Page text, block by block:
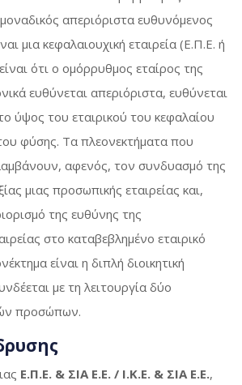
απεριόριστα ευθυνόμενος
μια κεφαλαιουχική εταιρεία (Ε.Π.Ε. ή
ότι ο ομόρρυθμος εταίρος της
ευθύνεται απεριόριστα, ευθύνεται
ύψος του εταιρικού του κεφαλαίου
φύσης. Τα πλεονεκτήματα που
αφενός, τον συνδυασμό της
μιας προσωπικής εταιρείας και,
της ευθύνης της
στο καταβεβλημένο εταιρικό
είναι η διπλή διοικητική
με τη λειτουργία δύο
προσώπων.
Ε.Π.Ε. & ΣΙΑ Ε.Ε. / Ι.Κ.Ε. & ΣΙΑ Ε.Ε.,